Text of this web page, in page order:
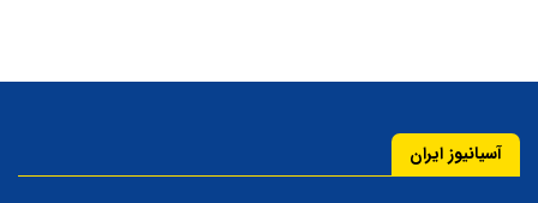
آسیانیوز ایران